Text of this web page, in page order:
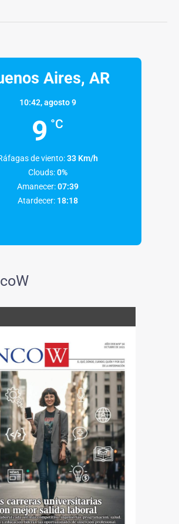
Aires, AR
10:42,agosto 9
9 °C
de viento: 33 Km/h
Clouds: 0%
Amanecer: 07:39
Atardecer: 18:18